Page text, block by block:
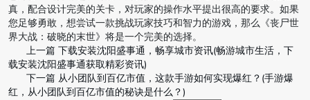
真，配合设计完美的关卡，对玩家的操作水平提出很高的要求。如果
您足够勇敢，想尝试一款挑战玩家技巧和智力的游戏，那么《丧尸世
界大战：破晓的末世》将是一个完美的选择。
上一篇 下载安装沈阳盛事通，畅享城市资讯(畅游城市生活，下
载安装沈阳盛事通获取精彩资讯)
下一篇 从小团队到百亿市值，这款手游如何实现爆红？(手游爆
红，从小团队到百亿市值的秘诀是什么？)